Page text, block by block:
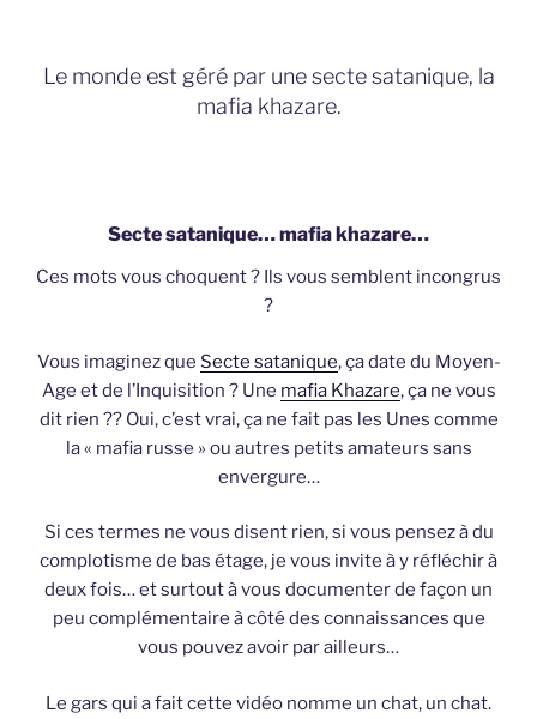
Le monde est géré par une secte satanique, la
mafia khazare.
Secte satanique… mafia khazare…
Ces mots vous choquent ? Ils vous semblent incongrus
?
Vous imaginez que Secte satanique, ça date du Moyen-
Age et de l’Inquisition ? Une mafia Khazare, ça ne vous
dit rien ?? Oui, c’est vrai, ça ne fait pas les Unes comme
la « mafia russe » ou autres petits amateurs sans
envergure…
Si ces termes ne vous disent rien, si vous pensez à du
complotisme de bas étage, je vous invite à y réfléchir à
deux fois… et surtout à vous documenter de façon un
peu complémentaire à côté des connaissances que
vous pouvez avoir par ailleurs…
Le gars qui a fait cette vidéo nomme un chat, un chat.